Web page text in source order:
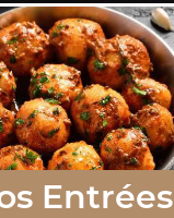
Entrées